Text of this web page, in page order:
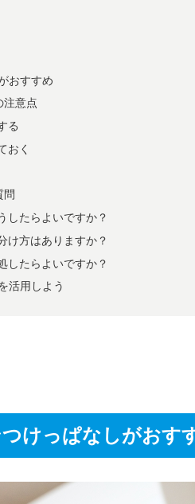
おすすめ
注意点
る
おく
問
したらよいですか？
け方はありますか？
したらよいですか？
活用しよう
けっぱなしがおす